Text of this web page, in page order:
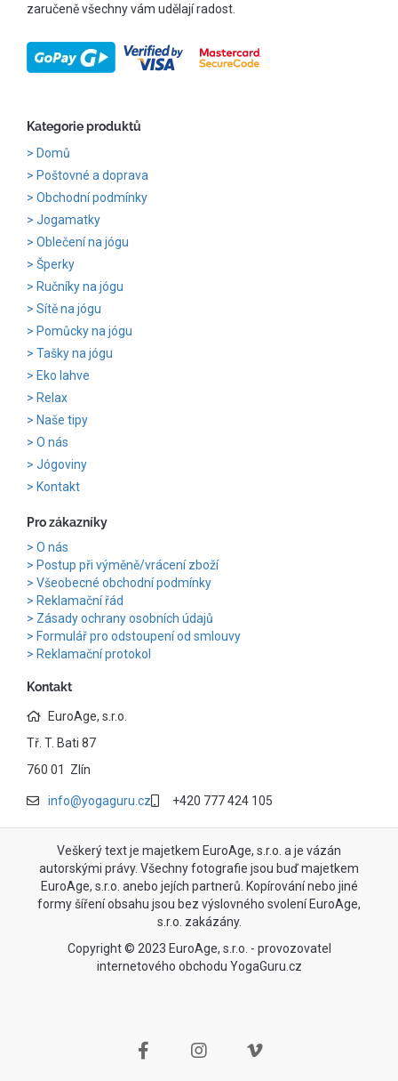
zaručeně všechny vám udělají radost.
Kategorie produktů
Domů
Poštovné a doprava
Obchodní podmínky
Jogamatky
Oblečení na jógu
Šperky
Ručníky na jógu
Sítě na jógu
Pomůcky na jógu
Tašky na jógu
Eko lahve
Relax
Naše tipy
O nás
Jógoviny
Kontakt
Pro zákazníky
O nás
Postup při výměně/vrácení zboží
Všeobecné obchodní podmínky
Reklamační řád
Zásady ochrany osobních údajů
Formulář pro odstoupení od smlouvy
Reklamační protokol
Kontakt
EuroAge, s.r.o.
Tř. T. Bati 87
760 01 Zlín
info@yogaguru.cz +420 777 424 105
Veškerý text je majetkem EuroAge, s.r.o. a je vázán
autorskými právy. Všechny fotografie jsou buď majetkem
EuroAge, s.r.o. anebo jejích partnerů. Kopírování nebo jiné
formy šíření obsahu jsou bez výslovného svolení EuroAge,
s.r.o. zakázány.
Copyright © 2023 EuroAge, s.r.o. - provozovatel
internetového obchodu YogaGuru.cz